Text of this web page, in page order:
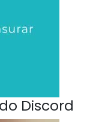
Discord